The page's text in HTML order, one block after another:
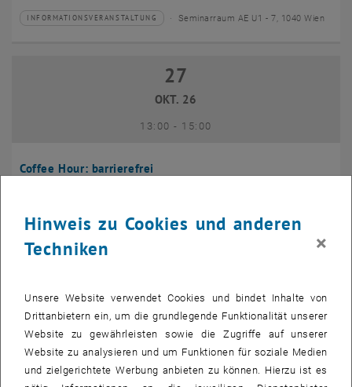
Veranstaltungstyp:
INFORMATIONSVERANSTALTUNG
Veranstaltungsort: Seminarraum AE U1 - 7, 1040 Wien
Coffee Hour: barrierefrei
27 Oktober 2026
27
OKT. 26
13:00- bis
15:00
Coffee Hour: International Students
13:00-bis
14:00
Hinweis zu Cookies und anderen
Techniken
×
Unsere Website verwendet Cookies und bindet Inhalte von
Drittanbietern ein, um die grundlegende Funktionalität unserer
Website zu gewährleisten sowie die Zugriffe auf unserer
Website zu analysieren und um Funktionen für soziale Medien
und zielgerichtete Werbung anbieten zu können. Hierzu ist es